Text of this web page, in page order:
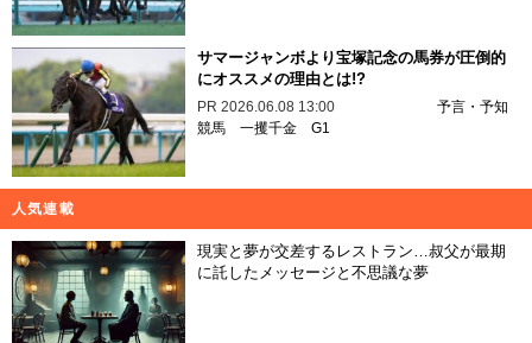
サマージャンボより宝塚記念の馬券が圧倒的
にオススメの理由とは!?
PR 2026.06.08 13:00
予言・予知
競馬 一攫千金 G1
人気連載
現実と夢が交差するレストラン…叔父が最期
に託したメッセージと不思議な夢